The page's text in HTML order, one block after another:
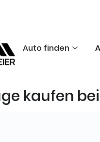
Auto finden
kaufen